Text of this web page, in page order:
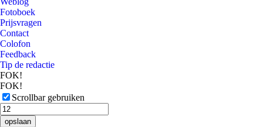
Fotoboek
Prijsvragen
Contact
Colofon
Feedback
Tip de redactie
FOK!
FOK!
Scrollbar gebruiken
opslaan